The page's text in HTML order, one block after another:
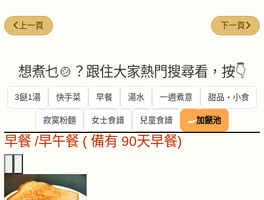
上一篇文章: 鰻魚飯
上一頁 下一篇文章
下一頁
想煮乜🍲？跟住大家熱門搜尋看，按👇
3餸1湯 快手菜 早餐 湯水 一週煮意 甜品・小食
寂寞粉麵 女士食譜 兒童食譜 🍳加餸池
早餐 /早午餐 ( 備有 90天早餐)